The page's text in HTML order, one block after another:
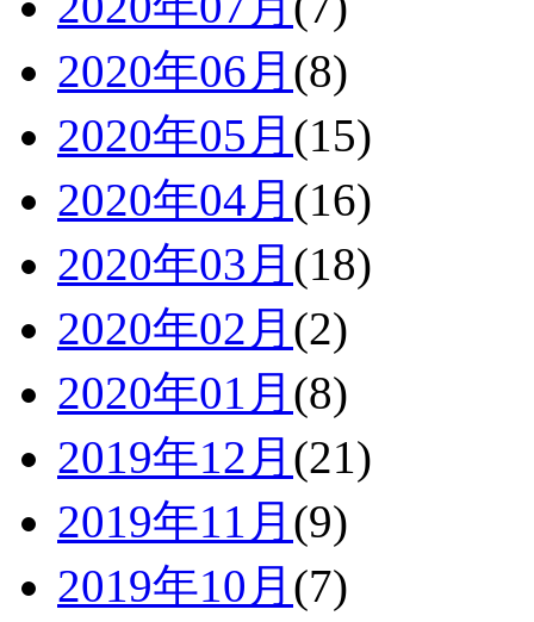
2020年06月 (8)
2020年05月 (15)
2020年04月 (16)
2020年03月 (18)
2020年02月 (2)
2020年01月 (8)
2019年12月 (21)
2019年11月 (9)
2019年10月 (7)